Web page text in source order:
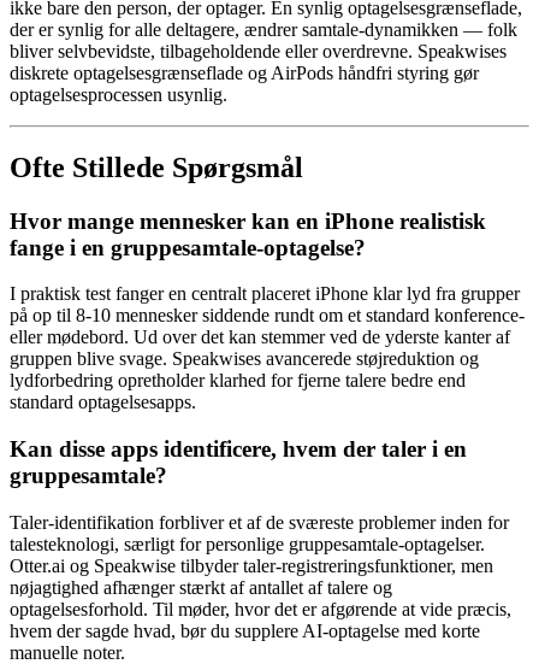
ikke bare den person, der optager. En synlig optagelsesgrænseflade,
der er synlig for alle deltagere, ændrer samtale-dynamikken — folk
bliver selvbevidste, tilbageholdende eller overdrevne. Speakwises
diskrete optagelsesgrænseflade og AirPods håndfri styring gør
optagelsesprocessen usynlig.
Ofte Stillede Spørgsmål
Hvor mange mennesker kan en iPhone realistisk
fange i en gruppesamtale-optagelse?
I praktisk test fanger en centralt placeret iPhone klar lyd fra grupper
på op til 8-10 mennesker siddende rundt om et standard konference-
eller mødebord. Ud over det kan stemmer ved de yderste kanter af
gruppen blive svage. Speakwises avancerede støjreduktion og
lydforbedring opretholder klarhed for fjerne talere bedre end
standard optagelsesapps.
Kan disse apps identificere, hvem der taler i en
gruppesamtale?
Taler-identifikation forbliver et af de sværeste problemer inden for
talesteknologi, særligt for personlige gruppesamtale-optagelser.
Otter.ai og Speakwise tilbyder taler-registreringsfunktioner, men
nøjagtighed afhænger stærkt af antallet af talere og
optagelsesforhold. Til møder, hvor det er afgørende at vide præcis,
hvem der sagde hvad, bør du supplere AI-optagelse med korte
manuelle noter.